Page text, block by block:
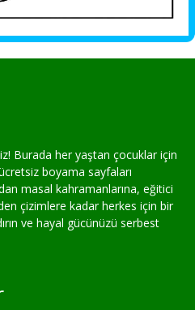
Burada her yaştan çocuklar için
boyama sayfaları
masal kahramanlarına, eğitici
çizimlere kadar herkes için bir
ve hayal gücünüzü serbest